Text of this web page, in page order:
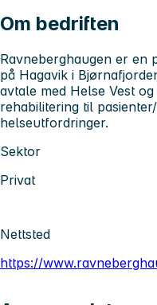
Om bedriften
Ravneberghaugen er en
på Hagavik i
avtale med Helse Vest
rehabilitering til
helseutfordringer.
Sektor
Privat
Nettsted
https://